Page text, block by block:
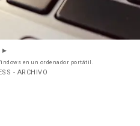
en un ordenador portátil.
- ARCHIVO